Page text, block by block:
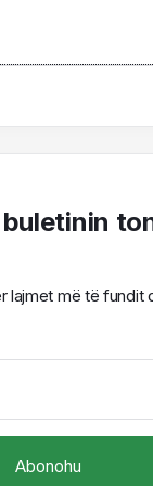
më të fundit